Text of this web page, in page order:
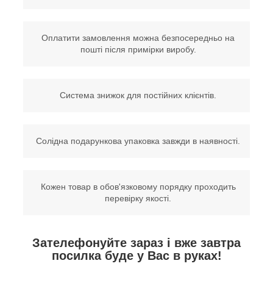
Оплатити замовлення можна безпосередньо на
пошті після примірки виробу.
Система знижок для постійних клієнтів.
Солідна подарункова упаковка завжди в наявності.
Кожен товар в обов'язковому порядку проходить
перевірку якості.
Зателефонуйте зараз і вже завтра
посилка буде у Вас в руках!